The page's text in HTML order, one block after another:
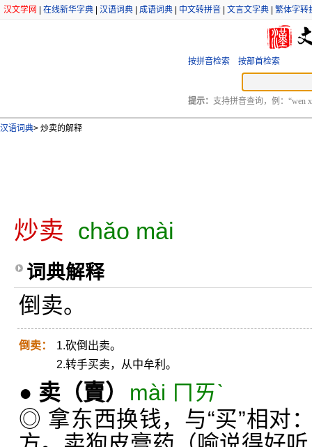
汉文学网 在线新华字典 汉语词典 成语词典 中文转拼音 文言文字典 繁体字转
按拼音检索 按部首检索
提示： 支持拼音查询，例：“wen
汉语词典> 炒卖的解释
炒卖 chǎo mài
词典解释
倒卖。
倒卖：
1.砍倒出卖。
2.转手买卖，从中牟利。
● 卖 （賣）
mài ㄇㄞˋ
◎ 拿东西换钱，与“买”相对